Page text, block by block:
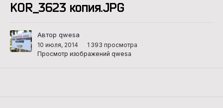
KOR_3623 копия.JPG
Автор qwesa
10 июля, 2014
1 393 просмотра
Просмотр изображений qwesa